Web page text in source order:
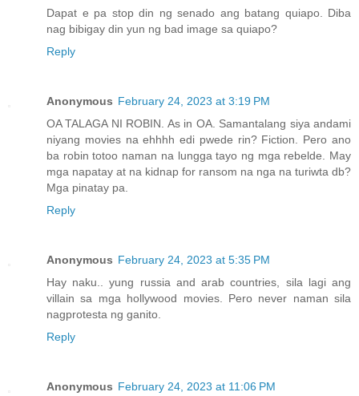
Dapat e pa stop din ng senado ang batang quiapo. Diba
nag bibigay din yun ng bad image sa quiapo?
Reply
Anonymous February 24, 2023 at 3:19 PM
OA TALAGA NI ROBIN. As in OA. Samantalang siya andami
niyang movies na ehhhh edi pwede rin? Fiction. Pero ano
ba robin totoo naman na lungga tayo ng mga rebelde. May
mga napatay at na kidnap for ransom na nga na turiwta db?
Mga pinatay pa.
Reply
Anonymous February 24, 2023 at 5:35 PM
Hay naku.. yung russia and arab countries, sila lagi ang
villain sa mga hollywood movies. Pero never naman sila
nagprotesta ng ganito.
Reply
Anonymous February 24, 2023 at 11:06 PM